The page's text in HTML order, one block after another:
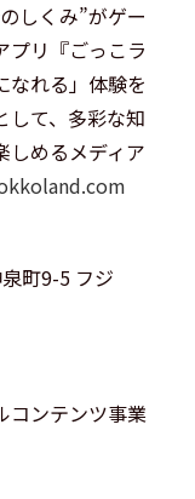
しくみ”がゲー
プリ『ごっこラ
なれる」体験を
して、多彩な知
しめるメディア
町9-5 フジ
コンテンツ事業